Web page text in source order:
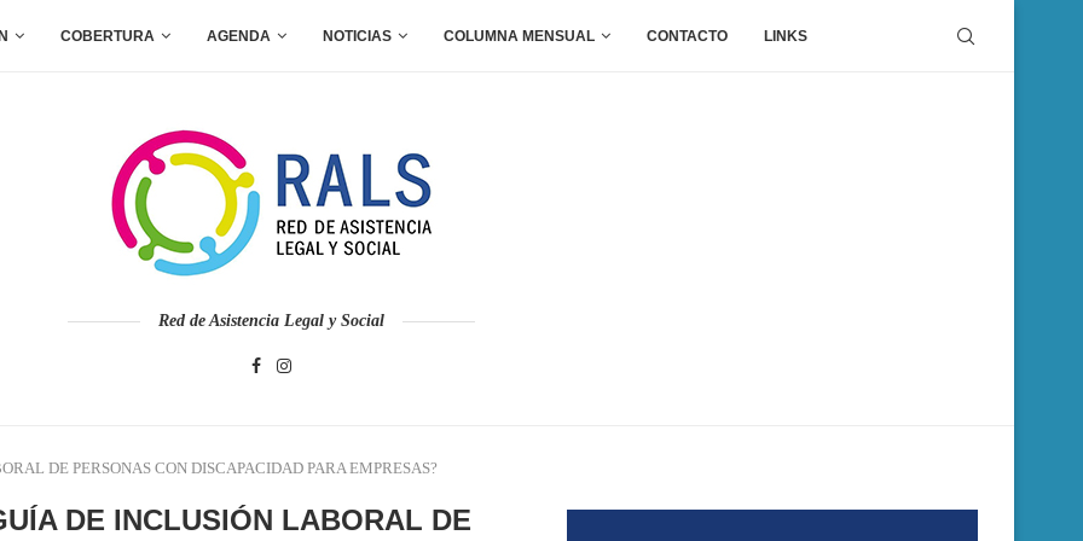
COBERTURA AGENDA NOTICIAS COLUMNA MENSUAL CONTACTO LINKS
Red de Asistencia Legal y Social
DE PERSONAS CON DISCAPACIDAD PARA EMPRESAS?
DE INCLUSIÓN LABORAL DE